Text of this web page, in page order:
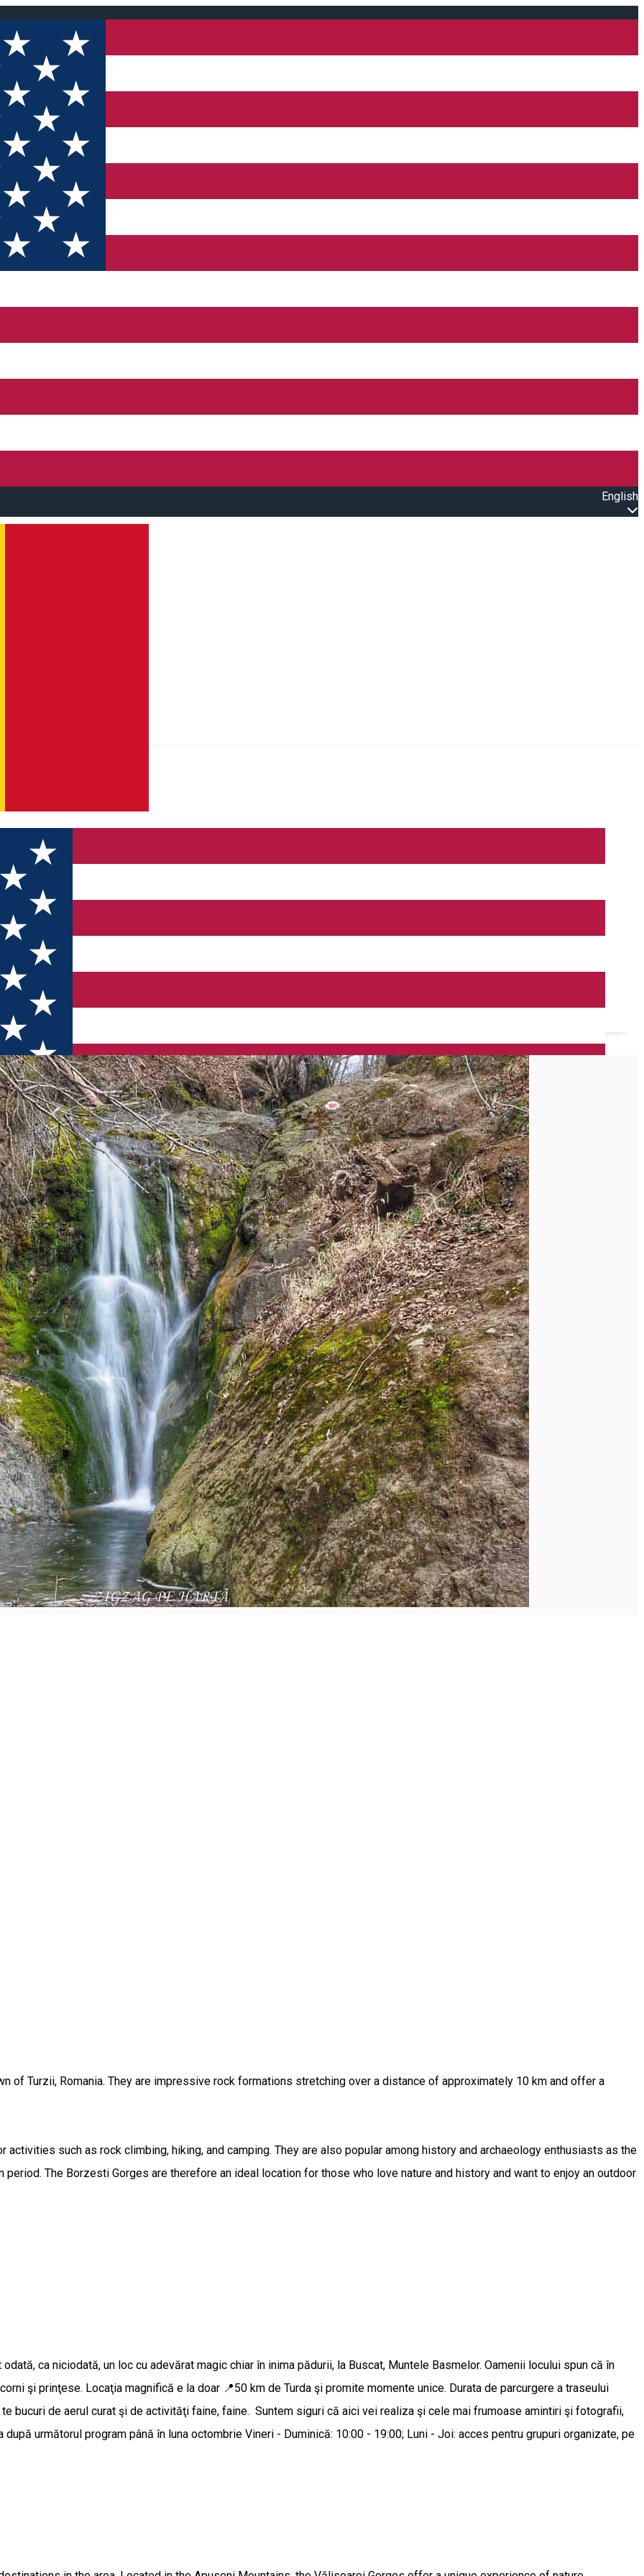
English
of Turzii, Romania. They are impressive rock formations stretching over a distance of approximately 10 km and offer a
such as rock climbing, hiking, and camping. They are also popular among history and archaeology enthusiasts as the
The Borzesti Gorges are therefore an ideal location for those who love nature and history and want to enjoy an outdoor
ca niciodată, un loc cu adevărat magic chiar în inima pădurii, la Buscat, Muntele Basmelor. Oamenii locului spun că în
şi prinţese. Locaţia magnifică e la doar 📍50 km de Turda şi promite momente unice. Durata de parcurgere a traseului
bucuri de aerul curat şi de activităţi faine, faine. Suntem siguri că aici vei realiza şi cele mai frumoase amintiri şi fotografii,
următorul program până în luna octombrie Vineri - Duminică: 10:00 - 19:00; Luni - Joi: acces pentru grupuri organizate, pe